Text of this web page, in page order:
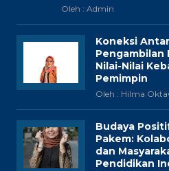
Oleh : Admin
Koneksi
Pengambilan
Nilai-Nilai
Pemimpin
Oleh : Hilma
Budaya
Pakem:
dan
Pendidikan